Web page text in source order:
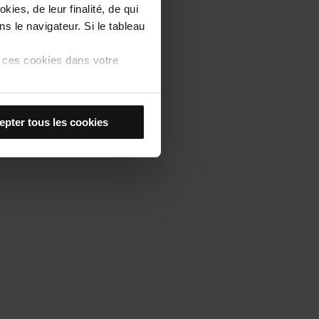
de leur finalité, de qui
le navigateur. Si le tableau
ces cookies dans votre
ou non que des cookies
seuls les cookies du
et d’améliorer votre
si vous ne les acceptez
tous les cookies